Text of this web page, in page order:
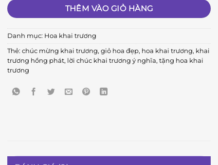
THÊM VÀO GIỎ HÀNG
Danh mục: Hoa khai trương
Thẻ: chúc mừng khai trương, giỏ hoa đẹp, hoa khai trương, khai
trương hồng phát, lời chúc khai trương ý nghĩa, tặng hoa khai
trương